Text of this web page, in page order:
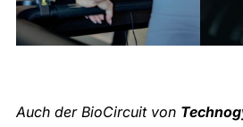
Auch der BioCircuit von